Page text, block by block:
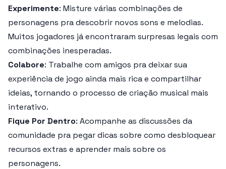
Experimente: Misture várias combinações de
personagens pra descobrir novos sons e melodias.
Muitos jogadores já encontraram surpresas legais com
combinações inesperadas.
Colabore: Trabalhe com amigos pra deixar sua
experiência de jogo ainda mais rica e compartilhar
ideias, tornando o processo de criação musical mais
interativo.
Fique Por Dentro: Acompanhe as discussões da
comunidade pra pegar dicas sobre como desbloquear
recursos extras e aprender mais sobre os
personagens.